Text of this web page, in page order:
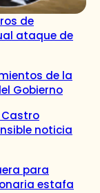
de
ataque de
de la
Gobierno
Castro
noticia
para
estafa